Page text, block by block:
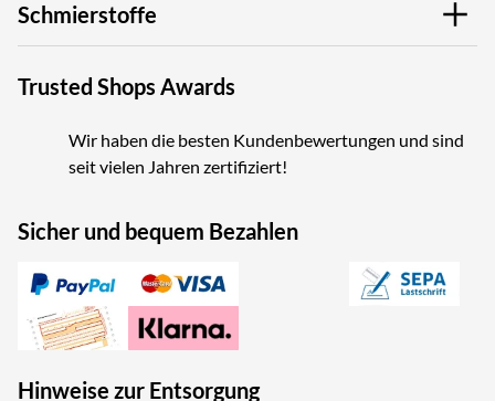
Schmierstoffe
Trusted Shops Awards
Wir haben die besten Kundenbewertungen und sind
seit vielen Jahren zertifiziert!
Sicher und bequem Bezahlen
Hinweise zur Entsorgung